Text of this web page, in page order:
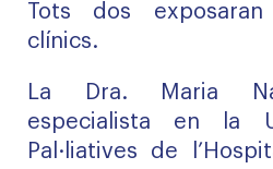
Tots dos
clínics.
La Dra. Maria
especialista en la
Pal·liatives de